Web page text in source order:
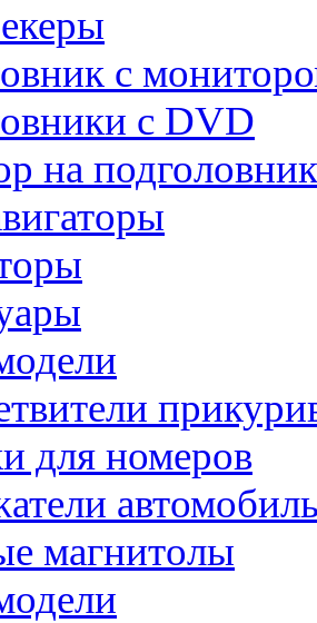
с
с DVD
на подголовник
для номеров
магнитолы